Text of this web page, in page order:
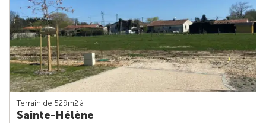
Terrain de 529m2 à
Sainte-Hélène